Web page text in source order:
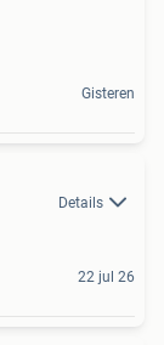
Gisteren
Details
22 jul 26